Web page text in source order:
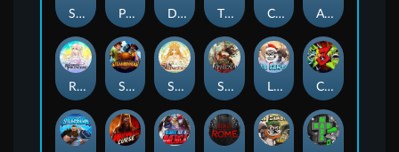
Superstar Sevens PRAY FOR SIX Danny Dollar TOSHI WAYS CLUB CIRCLE OF LIFE ARMY OF ARES
RAINBOW PRINCESS STEAMRUNNERS SUN PRINCESS SPEAR OF ATHENA LE SANTA CHAOS CREW 3